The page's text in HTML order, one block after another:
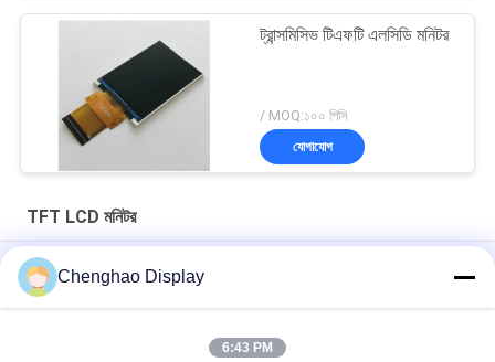
ট্রান্সমিসিভ টিএফটি এলসিডি মনিটর
/ MOQ:১০০ পিসি
যোগাযোগ
TFT LCD মনিটর
আইপিএস ট্রান্সমিসিভ ৩৫০নিট আরজিবি টিএফটি এলসিডি মনিটর ১২০০x১৯২০ সূর্যের
আলোতে পাঠযোগ্য
Chenghao Display
6:43 PM